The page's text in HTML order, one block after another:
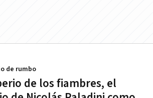
de los fiambres, el
de rumbo